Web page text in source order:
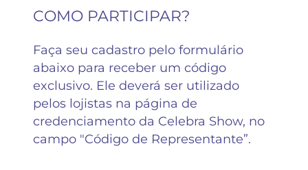
COMO PARTICIPAR?
Faça seu cadastro pelo formulário
abaixo para receber um código
exclusivo. Ele deverá ser utilizado
pelos lojistas na página de
credenciamento da Celebra Show, no
campo "Código de Representante”.